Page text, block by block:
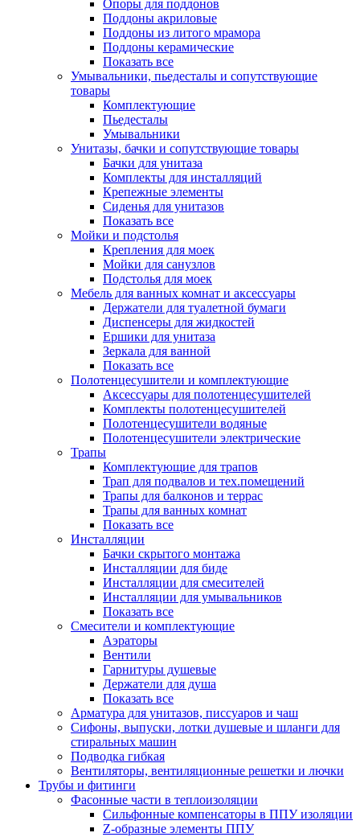
Опоры для поддонов
Поддоны акриловые
Поддоны из литого мрамора
Поддоны керамические
Показать все
Умывальники, пьедесталы и сопутствующие
товары
Комплектующие
Пьедесталы
Умывальники
Унитазы, бачки и сопутствующие товары
Бачки для унитаза
Комплекты для инсталляций
Крепежные элементы
Сиденья для унитазов
Показать все
Мойки и подстолья
Крепления для моек
Мойки для санузлов
Подстолья для моек
Мебель для ванных комнат и аксессуары
Держатели для туалетной бумаги
Диспенсеры для жидкостей
Ершики для унитаза
Зеркала для ванной
Показать все
Полотенцесушители и комплектующие
Аксессуары для полотенцесушителей
Комплекты полотенцесушителей
Полотенцесушители водяные
Полотенцесушители электрические
Трапы
Комплектующие для трапов
Трап для подвалов и тех.помещений
Трапы для балконов и террас
Трапы для ванных комнат
Показать все
Инсталляции
Бачки скрытого монтажа
Инсталляции для биде
Инсталляции для смесителей
Инсталляции для умывальников
Показать все
Смесители и комплектующие
Аэраторы
Вентили
Гарнитуры душевые
Держатели для душа
Показать все
Арматура для унитазов, писсуаров и чаш
Сифоны, выпуски, лотки душевые и шланги для
стиральных машин
Подводка гибкая
Вентиляторы, вентиляционные решетки и лючки
Трубы и фитинги
Фасонные части в теплоизоляции
Cильфонные компенсаторы в ППУ изоляции
Z-образные элементы ППУ